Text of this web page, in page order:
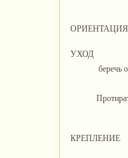
ОРИЕНТАЦИЯ
УХОД
беречь
КРЕПЛЕНИЕ